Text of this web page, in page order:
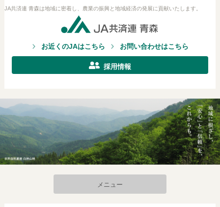
JA共済連 青森は地域に密着し、農業の振興と地域経済の発展に貢献いたします。
お近くのJAはこちら お問い合わせはこちら
採用情報
メニュー